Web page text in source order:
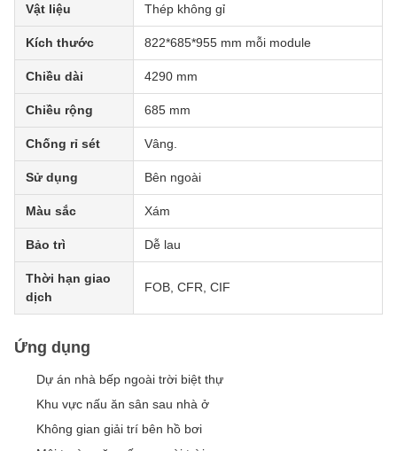
Vật liệu Thép không gỉ
Kích thước 822*685*955 mm mỗi module
Chiều dài 4290 mm
Chiều rộng 685 mm
Chống rỉ sét Vâng.
Sử dụng Bên ngoài
Màu sắc Xám
Bảo trì Dễ lau
Thời hạn giao
dịch
FOB, CFR, CIF
Ứng dụng
Dự án nhà bếp ngoài trời biệt thự
Khu vực nấu ăn sân sau nhà ở
Không gian giải trí bên hồ bơi